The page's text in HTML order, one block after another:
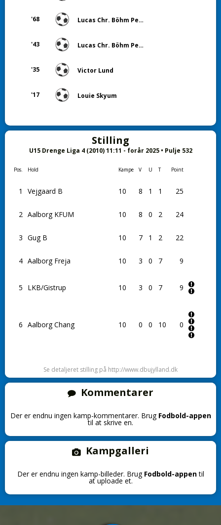
'68 Lucas Chr. Böhm Pedersen
'43 Lucas Chr. Böhm Pedersen
'35 Victor Lund
'17 Louie Skyum
Stilling
U15 Drenge Liga 4 (2010) 11:11 - forår 2025 • Pulje 532
Pos. Hold Kampe V U T Point
1 Vejgaard B 10 8 1 1 25
2 Aalborg KFUM 10 8 0 2 24
3 Gug B 10 7 1 2 22
4 Aalborg Freja 10 3 0 7 9
5 LKB/Gistrup 10 3 0 7 9
6 Aalborg Chang 10 0 0 10 0
Se detaljeret stilling på http://www.dbujylland.dk
Kommentarer
Der er endnu ingen kamp-kommentarer. Brug Fodbold-appen
til at skrive en.
Kampgalleri
Der er endnu ingen kamp-billeder. Brug Fodbold-appentil
at uploade et.